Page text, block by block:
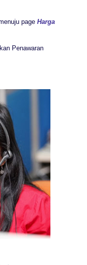
page Harga
Penawaran